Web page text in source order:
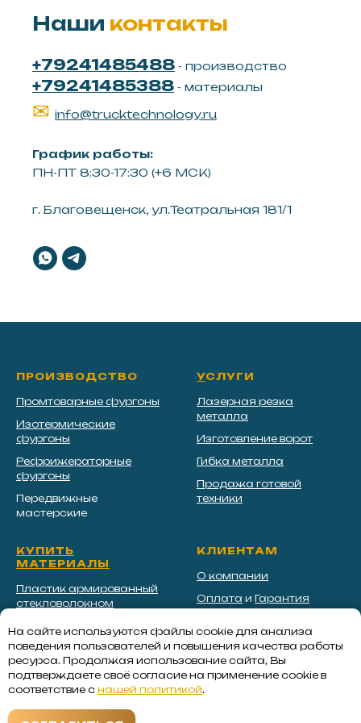
Наши контакты
+79241485488 - производство
+79241485388 - материалы
✉ info@trucktechnology.ru
График работы:
ПН-ПТ 8:30-17:30 (+6 МСК)
г. Благовещенск, ул.Театральная 181/1
На сайте используются файлы cookie для анализа
поведения пользователей и повышения качества работы
ресурса. Продолжая использование сайта, Вы
подтверждаете своё согласие на применение cookie в
соответствие с нашей политикой.
ПРОИЗВОДСТВО
Промтоварные фургоны
Изотермические
фургоны
Рефрижераторные
фургоны
Передвижные
мастерские
УСЛУГИ
Лазерная резка
металла
Изготовление ворот
Гибка металла
Продажа готовой
техники
КУПИТЬ
МАТЕРИАЛЫ
Пластик армированный
стекловолокном
Экструдированный
пенополистирол
Сэндвич панели для
фургонов
КЛИЕНТАМ
О компании
Оплата и Гарантия
Контакты
Реквизиты